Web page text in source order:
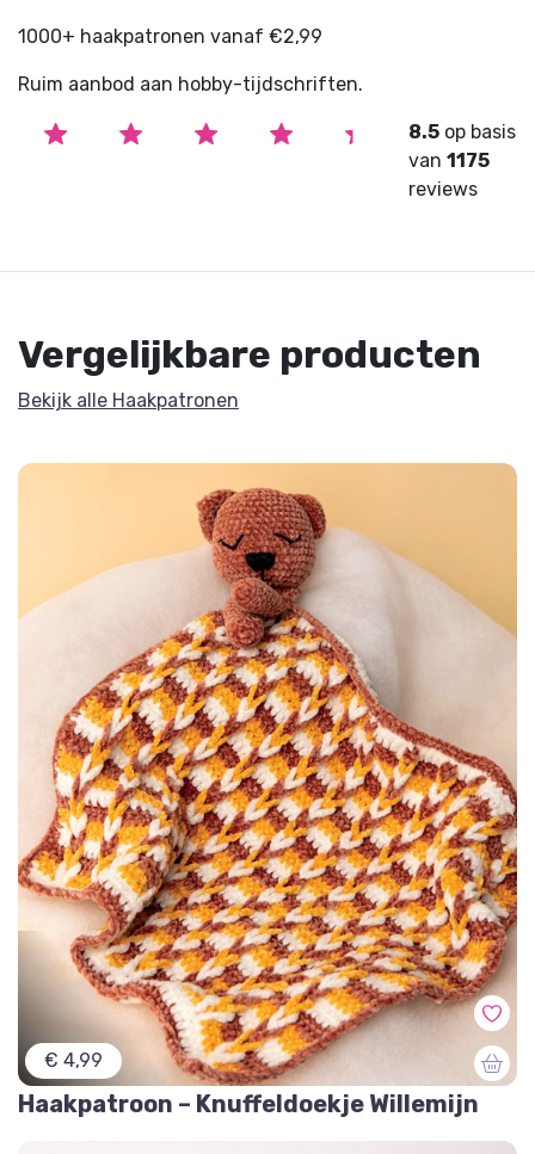
1000+ haakpatronen vanaf €2,99
Ruim aanbod aan hobby-tijdschriften.
8.5 op basis
van1175
reviews
Vergelijkbare producten
Bekijk alle Haakpatronen
€ 4,99
Haakpatroon – Knuffeldoekje Willemijn